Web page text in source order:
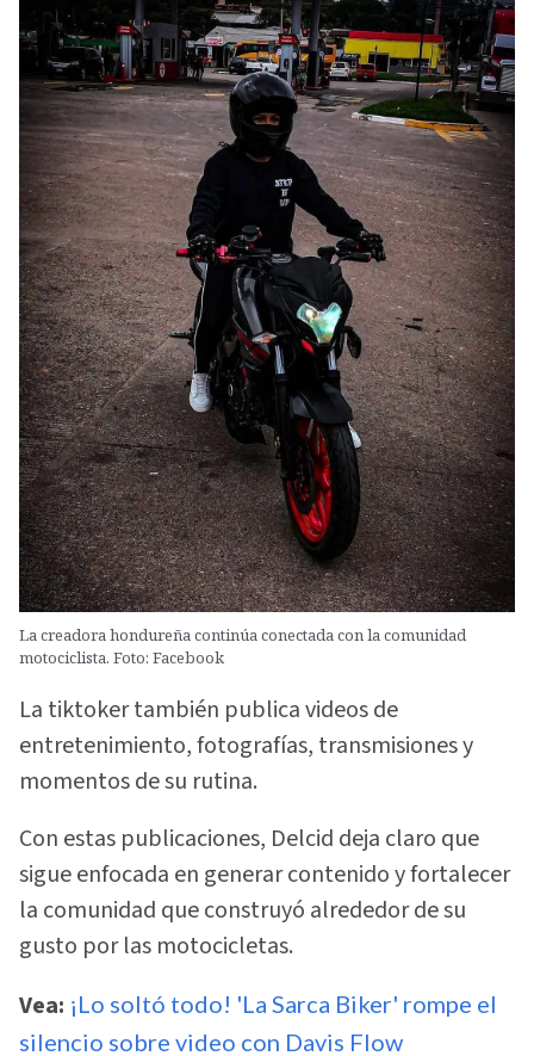
La creadora hondureña continúa conectada con la comunidad
motociclista. Foto: Facebook
La tiktoker también publica videos de
entretenimiento, fotografías, transmisiones y
momentos de su rutina.
Con estas publicaciones, Delcid deja claro que
sigue enfocada en generar contenido y fortalecer
la comunidad que construyó alrededor de su
gusto por las motocicletas.
Vea: ¡Lo soltó todo! 'La Sarca Biker' rompe el
silencio sobre video con Davis Flow